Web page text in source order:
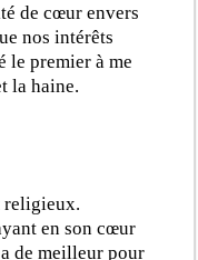
de cœur envers
nos intérêts
le premier à me
la haine.
religieux.
en son cœur
de meilleur pour